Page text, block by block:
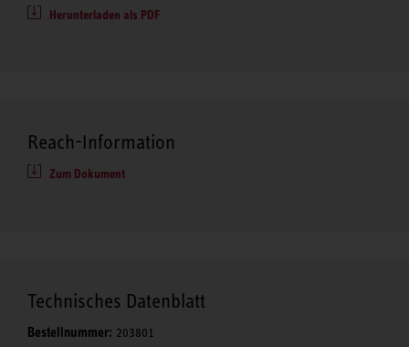
Herunterladen als PDF
Reach-Information
Zum Dokument
Technisches Datenblatt
Bestellnummer: 203801